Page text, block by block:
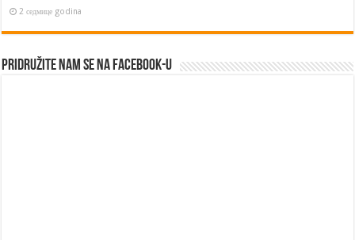
2 седмице godina
Pridružite nam se na Facebook-u